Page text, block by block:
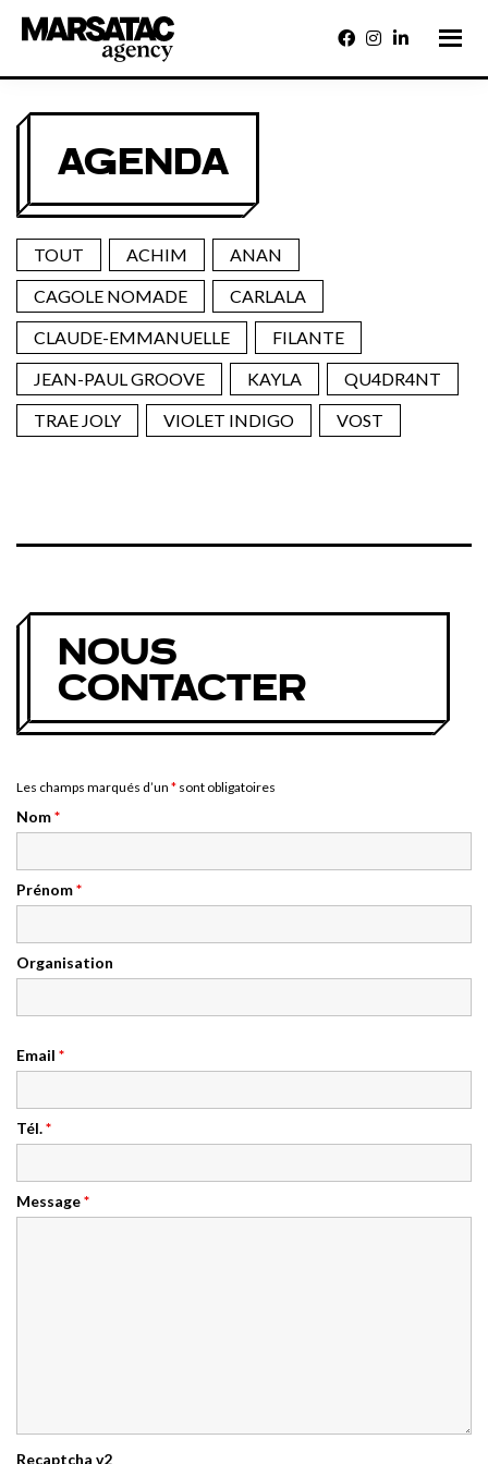
contenu
Marsatac
pour
pour
faire
Marseille
le
Sud
AGENDA
TOUT ACHIM
ANAN
CAGOLE NOMADE
CARLALA
CLAUDE-EMMANUELLE
FILANTE
JEAN-PAUL GROOVE
KAYLA
QU4DR4NT
TRAE JOLY
VIOLET INDIGO VOST
NOUS
CONTACTER
Les champs marqués d’un * sont obligatoires
Nom*
Prénom*
Organisation
Email *
Tél.*
Message*
Recaptcha v2